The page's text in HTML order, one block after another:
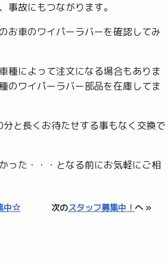
事故にもつながります。
お車のワイパーラバーを確認してみ
種によって注文になる場合もありま
のワイパーラバー部品を在庫してま
と長くお待たせする事もなく交換で
った・・・となる前にお気軽にご相
中☆
次のスタッフ募集中！ へ »